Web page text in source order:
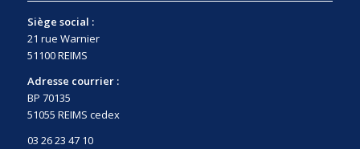
Siège social :
21 rue Warnier
51100 REIMS
Adresse courrier :
BP 70135
51055 REIMS cedex
03 26 23 47 10